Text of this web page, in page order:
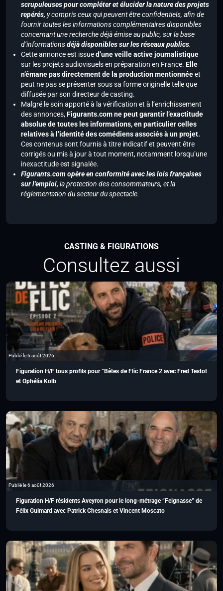
scrupuleuses pour compléter et élucider la nature des projets
repérés, y compris ceux qui peuvent être confidentiels, afin de
fournir toutes les informations complémentaires disponibles
concernant une recherche déjà émise au public, sur la base
d’informationsdéjà disponibles sur les réseaux publics.
Cette annonce est issued’une veille active journalistique
sur les projets audiovisuels en préparation en France. Elle
n’émane pas directement de la production mentionnéeet
peut ne pas se présenter sous sa forme originelle telle que
diffusée par son directeur de casting.
Malgré le soin apporté à la vérification et à l’enrichissement
des annonces,Figurants.com ne peut garantir l’exactitude
absolue de toutes les informations, en particulier celles
relatives à l’identité des comédiens associés à un projet.
Ces contenus sont fournis à titre indicatif et peuvent être
corrigés ou mis à jour à tout moment, notamment lorsqu’une
inexactitude est signalée.
Figurants.com opère en conformité avec les lois françaises
sur l’emploi, la protection des consommateurs, et la
réglementation du secteur du spectacle.
CASTING & FIGURATIONS
Consultez aussi
Publié le 6 août 2026
Figuration H/F tous profils pour “Bêtes de Flic France 2 avec Fred Testot
et Ophélia Kolb
Publié le 6 août 2026
Figuration H/F résidents Aveyron pour le long-métrage “Feignasse” de
Félix Guimard avec Patrick Chesnais et Vincent Moscato